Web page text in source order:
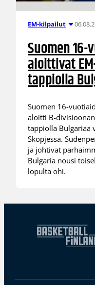
EM-kilpailut
Suomen
aloittivat
tappiolla
Suomen 16-
aloitti B-
tappiolla Bulgariaa
Skopjessa.
ja johtivat
Bulgaria nousi
lopulta ohi.